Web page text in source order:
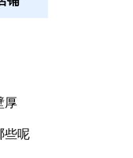
厚
些呢